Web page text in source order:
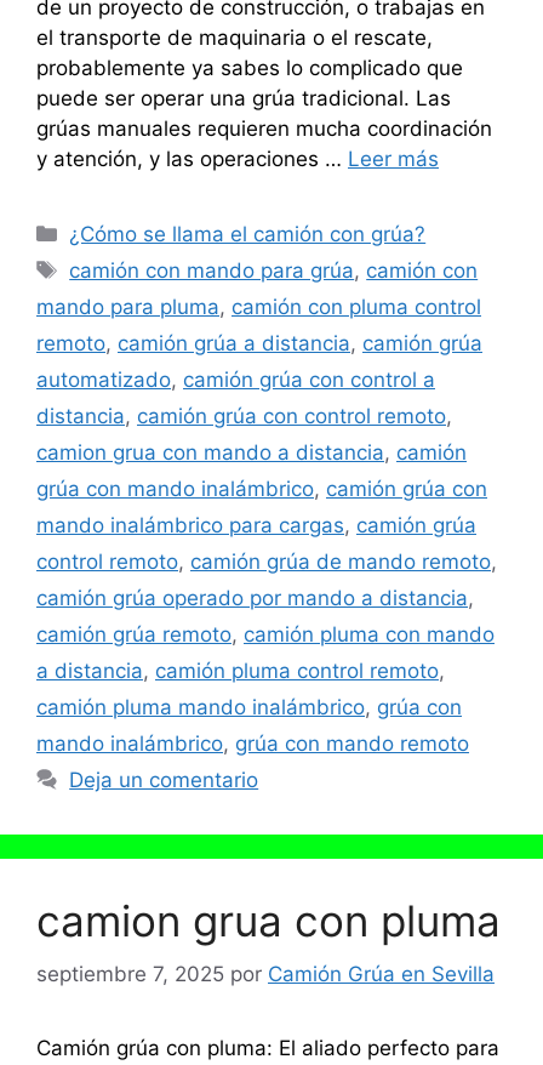
de un proyecto de construcción, o trabajas en
el transporte de maquinaria o el rescate,
probablemente ya sabes lo complicado que
puede ser operar una grúa tradicional. Las
grúas manuales requieren mucha coordinación
y atención, y las operaciones … Leer más
Categorías
¿Cómo se llama el camión con grúa?
Etiquetas
camión con mando para grúa, camión con
mando para pluma, camión con pluma control
remoto, camión grúa a distancia, camión grúa
automatizado, camión grúa con control a
distancia, camión grúa con control remoto,
camion grua con mando a distancia, camión
grúa con mando inalámbrico, camión grúa con
mando inalámbrico para cargas, camión grúa
control remoto, camión grúa de mando remoto,
camión grúa operado por mando a distancia,
camión grúa remoto, camión pluma con mando
a distancia, camión pluma control remoto,
camión pluma mando inalámbrico, grúa con
mando inalámbrico, grúa con mando remoto
Deja un comentario
camion grua con pluma
septiembre 7, 2025 por Camión Grúa en Sevilla
Camión grúa con pluma: El aliado perfecto para